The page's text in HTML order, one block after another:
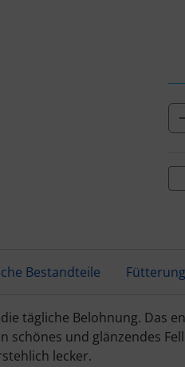
Bestandteile
tägliche Belohnung. Das
schönes und glänzendes
lecker.